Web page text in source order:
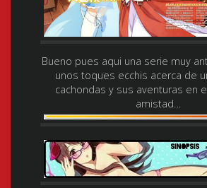
Bueno pues aqui una serie muy
unos toques ecchis acerca de
cachondas y sus aventuras en
amistad…